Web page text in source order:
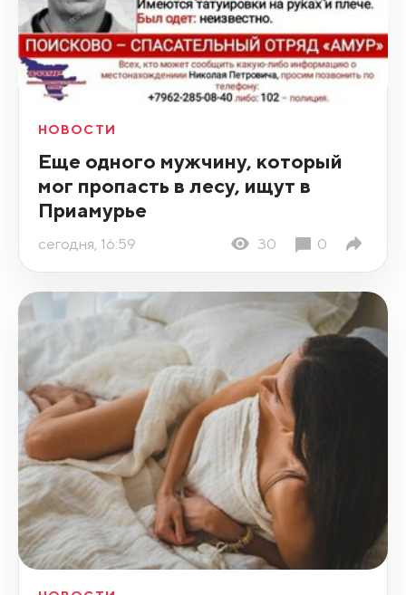
НОВОСТИ
Еще одного мужчину, который
мог пропасть в лесу, ищут в
Приамурье
сегодня, 16:59 30 0